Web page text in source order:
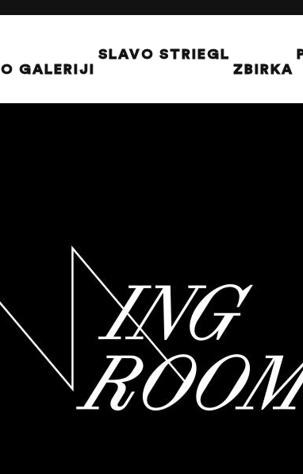
O GALERIJI
SLAVO STRIEGL
ZBIRKA